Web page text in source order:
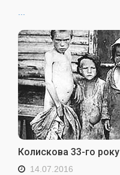
Колискова 33-го року
14.07.2016